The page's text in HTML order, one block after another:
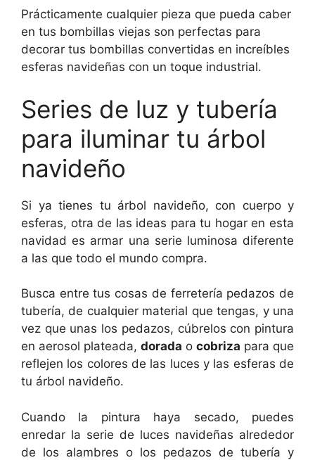
Prácticamente cualquier pieza que pueda caber
en tus bombillas viejas son perfectas para
decorar tus bombillas convertidas en increíbles
esferas navideñas con un toque industrial.
Series de luz y tubería
para iluminar tu árbol
navideño
Si ya tienes tu árbol navideño, con cuerpo y
esferas, otra de las ideas para tu hogar en esta
navidad es armar una serie luminosa diferente
a las que todo el mundo compra.
Busca entre tus cosas de ferretería pedazos de
tubería, de cualquier material que tengas, y una
vez que unas los pedazos, cúbrelos con pintura
en aerosol plateada, dorada o cobriza para que
reflejen los colores de las luces y las esferas de
tu árbol navideño.
Cuando la pintura haya secado, puedes
enredar la serie de luces navideñas alrededor
de los alambres o los pedazos de tubería y